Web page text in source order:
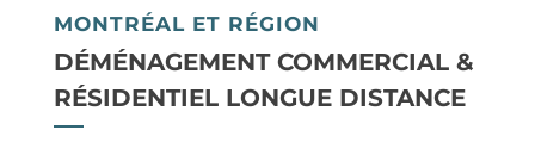
MONTRÉAL ET RÉGION
DÉMÉNAGEMENT COMMERCIAL &
RÉSIDENTIEL LONGUE DISTANCE